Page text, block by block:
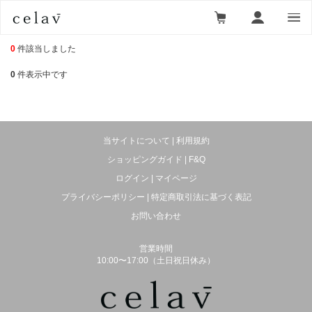
アイケア
0 件該当しました
0 件表示中です
当サイトについて | 利用規約
ショッピングガイド | F&Q
ログイン | マイページ
プライバシーポリシー | 特定商取引法に基づく表記
お問い合わせ
営業時間
10:00〜17:00（土日祝日休み）